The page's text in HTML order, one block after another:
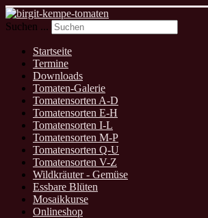
Suchen ...
Startseite
Termine
Downloads
Tomaten-Galerie
Tomatensorten A-D
Tomatensorten E-H
Tomatensorten I-L
Tomatensorten M-P
Tomatensorten Q-U
Tomatensorten V-Z
Wildkräuter - Gemüse
Essbare Blüten
Mosaikkurse
Onlineshop